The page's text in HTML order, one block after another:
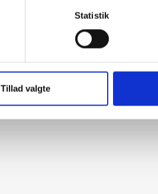
Statistik
Tillad valgte